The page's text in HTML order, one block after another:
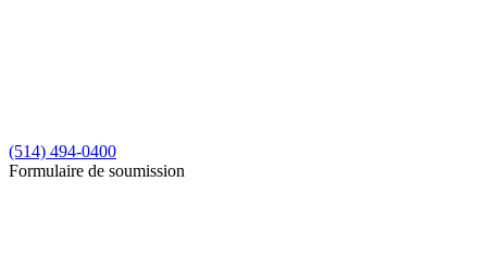
(514) 494-0400
Formulaire de soumission